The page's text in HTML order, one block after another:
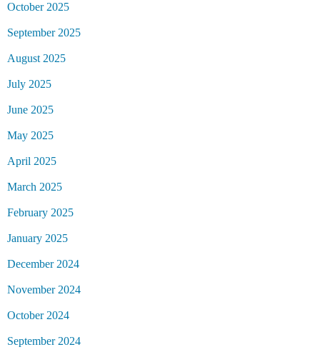
October 2025
September 2025
August 2025
July 2025
June 2025
May 2025
April 2025
March 2025
February 2025
January 2025
December 2024
November 2024
October 2024
September 2024